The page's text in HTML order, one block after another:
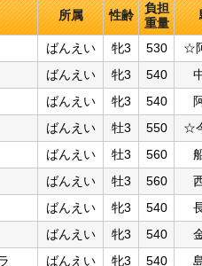
所属 性齢
負担
重量
ばんえい 牝3 530
☆
ばんえい 牝3 540
ばんえい 牝3 540
ばんえい 牡3 550
☆
ばんえい 牡3 560
ばんえい 牡3 560
ばんえい 牝3 540
ばんえい 牝3 540
ばんえい 牝3 540